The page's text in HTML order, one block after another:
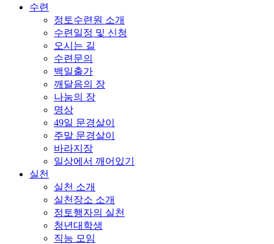
수련
정토수련원 소개
수련일정 및 신청
오시는 길
수련문의
백일출가
깨달음의 장
나눔의 장
명상
49일 문경살이
주말 문경살이
바라지장
일상에서 깨어있기
실천
실천 소개
실천장소 소개
정토행자의 실천
청년대학생
직능 모임